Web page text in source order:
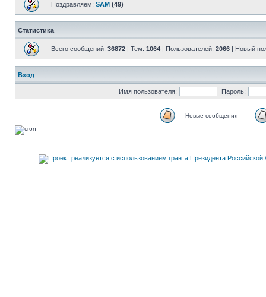
Поздравляем: SAM (49)
Статистика
Всего сообщений: 36872 | Тем: 1064 | Пользователей: 2066 | Новый
Вход
Имя пользователя: Пароль:
Новые сообщения